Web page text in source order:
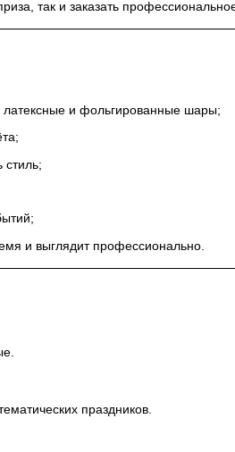
так и заказать
и фольгированные шары;
и выглядит профессионально.
праздников.